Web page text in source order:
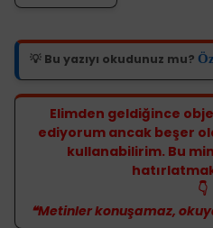
💡 Bu yazıyı okudunuz mu?
Elimden geldiğince
ediyorum ancak beşer
kullanabilirim. Bu
👇
❝Metinler konuşamaz,